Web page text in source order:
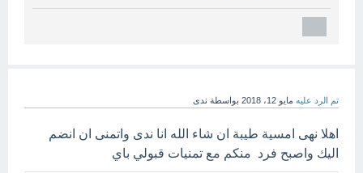
تم الرد عليه مايو 12، 2018 بواسطة ندى
اهلا نهى امسية طيبة ان شاء الله انا ندى واتمنى ان انضم
اليك واصبح فرد منكم مع تمنيات قبولي باي